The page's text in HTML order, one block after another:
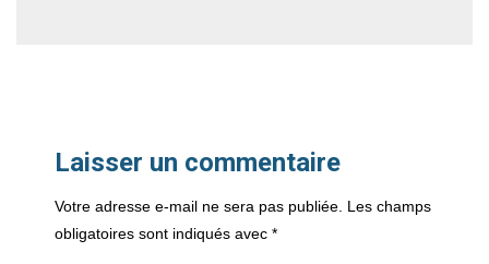
Laisser un commentaire
Votre adresse e-mail ne sera pas publiée. Les champs
obligatoires sont indiqués avec *